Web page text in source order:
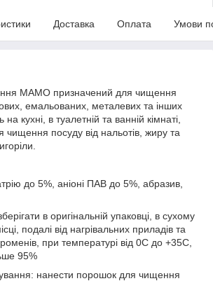
Доставка Оплата Умови
MAMO призначений для чищення
емальованих, металевих та інших
кухні, в туалетній та ванній кімнаті,
чищення посуду від нальотів, жиру та
до 5%, аніоні ПАВ до 5%, абразив,
в оригінальній упаковці, в сухому
подалі від нагрівальних приладів та
при температурі від 0С до +35С,
95%
нанести порошок для чищення